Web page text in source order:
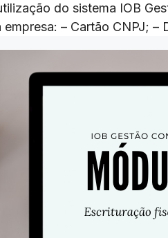
do sistema IOB
– Cartão CNPJ; –